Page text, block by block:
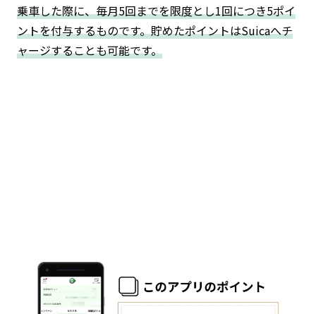
乗車した際に、毎月5回までを限度とし1回につき5ポイ
ントを付与するものです。貯めたポイントはSuicaへチ
ャージすることも可能です。